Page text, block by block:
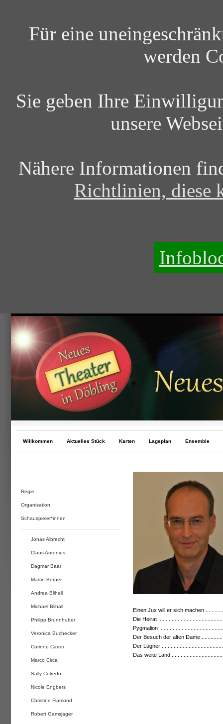
Für eine
werden
Sie geben Ihre
unsere
Nähere Informationen
Richtlinien, diese
Willkommen Aktuelles Stück Karten Lageplan Ensemble
Regie
Organisation
Schauspieler*innen
Jonas Albrecht
Claus Antonius
Dagmar Baar
Martin Berner
Andrea Blihall
Michael Blihall
Philipp Brunnhuber
Veronica Buchecker
Corinne Carrer
Marco Circa
Sally Colredo
Nicole Engbers
Christine Flamond
Robert Gamsjäger
Einen Jux will er sich machen
Die Heirat
Pygmalion
Der Besuch der alten Dame
Der Lügner
Das weite Land